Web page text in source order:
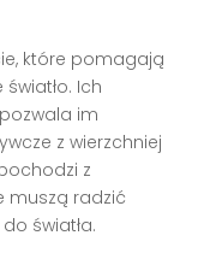
które pomagają
Ich
im
z wierzchniej
z
muszą radzić
światła.